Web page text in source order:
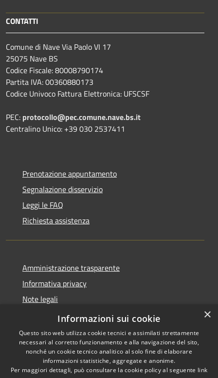
CONTATTI
Comune di Nave Via Paolo VI 17
25075 Nave BS
Codice Fiscale: 80008790174
Partita IVA: 00360880173
Codice Univoco Fattura Elettronica: UFSCSF
PEC: protocollo@pec.comune.nave.bs.it
Centralino Unico: +39 030 2537411
Prenotazione appuntamento
Segnalazione disservizio
Leggi le FAQ
Richiesta assistenza
Amministrazione trasparente
Informativa privacy
Note legali
Dichiarazione di accessibilità
Copyright © 2026 • Comune di
Nave • Powered by
×
Informazioni sui cookie
Questo sito web utilizza cookie tecnici e assimilati strettamente
necessari al corretto funzionamento e alla navigazione del sito,
nonché un cookie tecnico analitico al solo fine di elaborare
informazioni statistiche, aggregate e anonime.
Per maggiori dettagli, può consultare la cookie policy al seguente link